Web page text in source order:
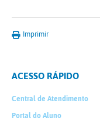
Imprimir
ACESSO RÁPIDO
Central de Atendimento
Portal do Aluno